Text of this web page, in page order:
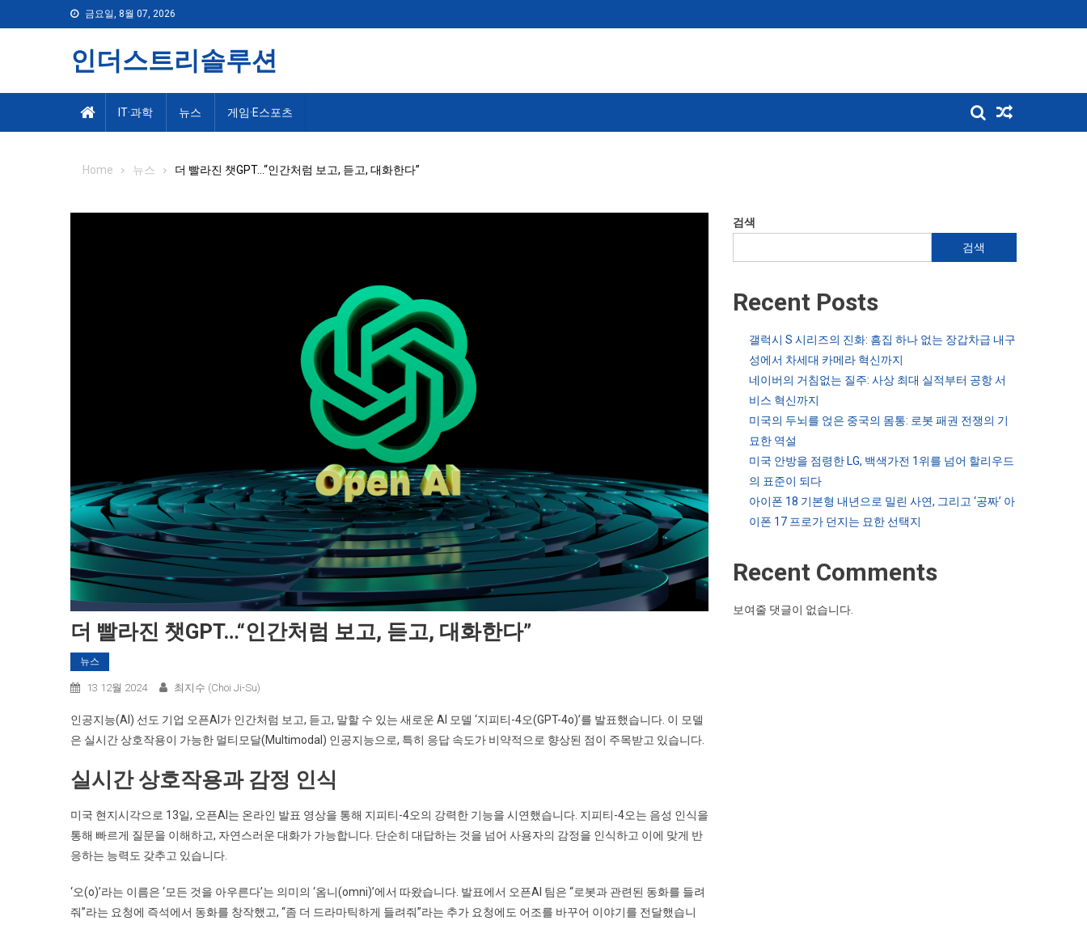
to
금요일, 8월 07, 2026
인더스트리솔루션
IT·과학 뉴스 게임·E스포츠
Home 뉴스 더 빨라진 챗GPT…“인간처럼 보고, 듣고, 대화한다”
더 빨라진 챗GPT…“인간처럼 보고, 듣고, 대화한다”
뉴스
13 12월 2024 최지수 (Choi Ji-Su)
인공지능(AI) 선도 기업 오픈AI가 인간처럼 보고, 듣고, 말할 수 있는 새로운 AI 모델 ‘지피티-4오(GPT-4o)’를 발표했습니다. 이 모델
은 실시간 상호작용이 가능한 멀티모달(Multimodal) 인공지능으로, 특히 응답 속도가 비약적으로 향상된 점이 주목받고 있습니다.
실시간 상호작용과 감정 인식
미국 현지시각으로 13일, 오픈AI는 온라인 발표 영상을 통해 지피티-4오의 강력한 기능을 시연했습니다. 지피티-4오는 음성 인식을
통해 빠르게 질문을 이해하고, 자연스러운 대화가 가능합니다. 단순히 대답하는 것을 넘어 사용자의 감정을 인식하고 이에 맞게 반
응하는 능력도 갖추고 있습니다.
‘오(o)’라는 이름은 ‘모든 것을 아우른다’는 의미의 ‘옴니(omni)’에서 따왔습니다. 발표에서 오픈AI 팀은 “로봇과 관련된 동화를 들려
줘”라는 요청에 즉석에서 동화를 창작했고, “좀 더 드라마틱하게 들려줘”라는 추가 요청에도 어조를 바꾸어 이야기를 전달했습니
검색
검색
Recent Posts
갤럭시 S 시리즈의 진화: 흠집 하나 없는 장갑차급 내구
성에서 차세대 카메라 혁신까지
네이버의 거침없는 질주: 사상 최대 실적부터 공항 서
비스 혁신까지
미국의 두뇌를 얹은 중국의 몸통: 로봇 패권 전쟁의 기
묘한 역설
미국 안방을 점령한 LG, 백색가전 1위를 넘어 할리우드
의 표준이 되다
아이폰 18 기본형 내년으로 밀린 사연, 그리고 ‘공짜’ 아
이폰 17 프로가 던지는 묘한 선택지
Recent Comments
보여줄 댓글이 없습니다.